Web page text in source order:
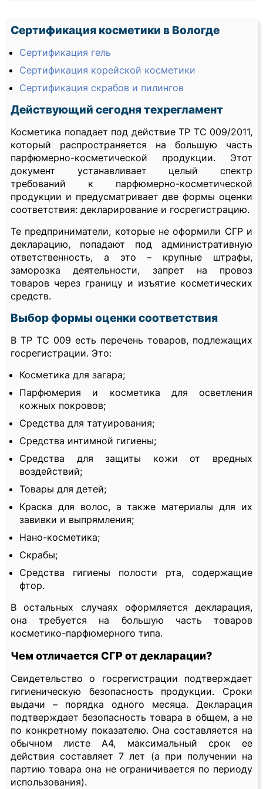
Сертификация косметики в Вологде
Сертификация гель
Сертификация корейской косметики
Сертификация скрабов и пилингов
Действующий сегодня техрегламент
Косметика попадает под действие ТР ТС 009/2011,
который распространяется на большую часть
парфюмерно-косметической продукции. Этот
документ устанавливает целый спектр
требований к парфюмерно-косметической
продукции и предусматривает две формы оценки
соответствия: декларирование и госрегистрацию.
Те предприниматели, которые не оформили СГР и
декларацию, попадают под административную
ответственность, а это – крупные штрафы,
заморозка деятельности, запрет на провоз
товаров через границу и изъятие косметических
средств.
Выбор формы оценки соответствия
В ТР ТС 009 есть перечень товаров, подлежащих
госрегистрации. Это:
Косметика для загара;
Парфюмерия и косметика для осветления
кожных покровов;
Средства для татуирования;
Средства интимной гигиены;
Средства для защиты кожи от вредных
воздействий;
Товары для детей;
Краска для волос, а также материалы для их
завивки и выпрямления;
Нано-косметика;
Скрабы;
Средства гигиены полости рта, содержащие
фтор.
В остальных случаях оформляется декларация,
она требуется на большую часть товаров
косметико-парфюмерного типа.
Чем отличается СГР от декларации?
Свидетельство о госрегистрации подтверждает
гигиеническую безопасность продукции. Сроки
выдачи – порядка одного месяца. Декларация
подтверждает безопасность товара в общем, а не
по конкретному показателю. Она составляется на
обычном листе А4, максимальный срок ее
действия составляет 7 лет (а при получении на
партию товара она не ограничивается по периоду
использования).